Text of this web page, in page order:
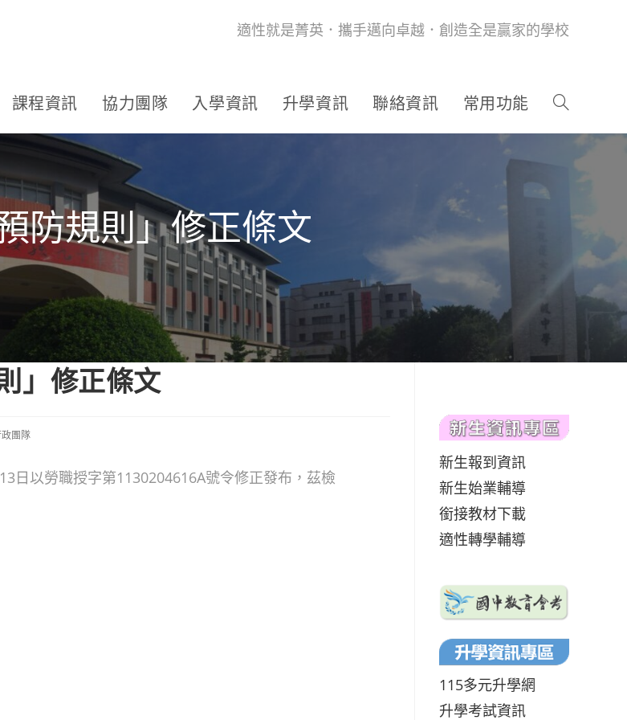
適性就是菁英．攜手邁向卓越．創造全是贏家的學校
課程資訊 協力團隊 入學資訊 升學資訊 聯絡資訊 常用功能
防規則」修正條文
」修正條文
團隊
日以勞職授字第1130204616A號令修正發布，茲檢
新生報到資訊
新生始業輔導
銜接教材下載
適性轉學輔導
115多元升學網
升學考試資訊